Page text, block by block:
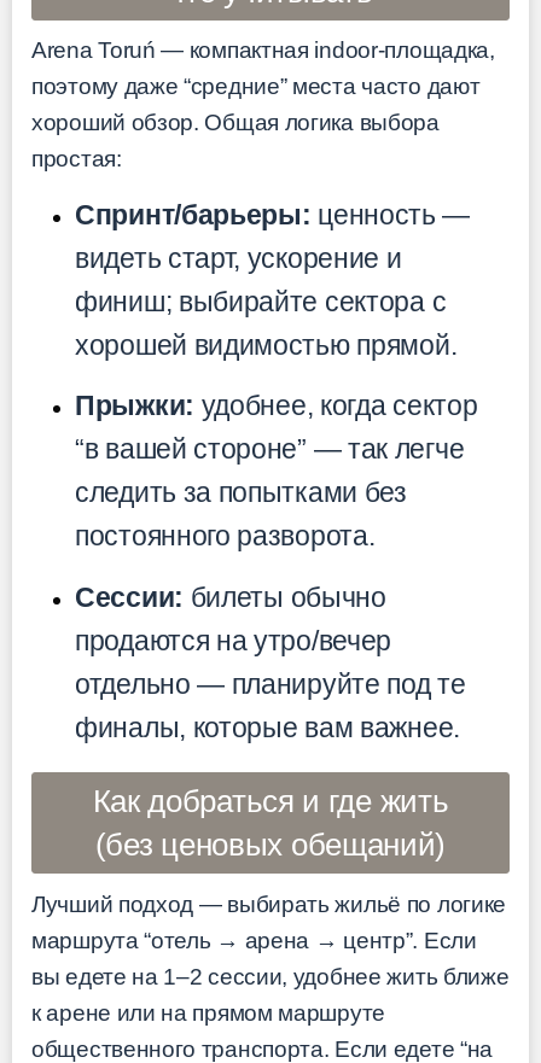
Arena Toruń — компактная indoor-площадка,
поэтому даже “средние” места часто дают
хороший обзор. Общая логика выбора
простая:
Спринт/барьеры: ценность —
видеть старт, ускорение и
финиш; выбирайте сектора с
хорошей видимостью прямой.
Прыжки: удобнее, когда сектор
“в вашей стороне” — так легче
следить за попытками без
постоянного разворота.
Сессии: билеты обычно
продаются на утро/вечер
отдельно — планируйте под те
финалы, которые вам важнее.
Как добраться и где жить
(без ценовых обещаний)
Лучший подход — выбирать жильё по логике
маршрута “отель → арена → центр”. Если
вы едете на 1–2 сессии, удобнее жить ближе
к арене или на прямом маршруте
общественного транспорта. Если едете “на